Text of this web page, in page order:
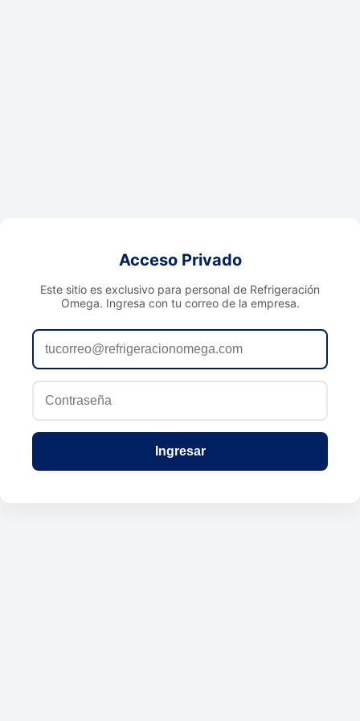
Acceso Privado
Este sitio es exclusivo para personal de Refrigeración
Omega. Ingresa con tu correo de la empresa.
Ingresar